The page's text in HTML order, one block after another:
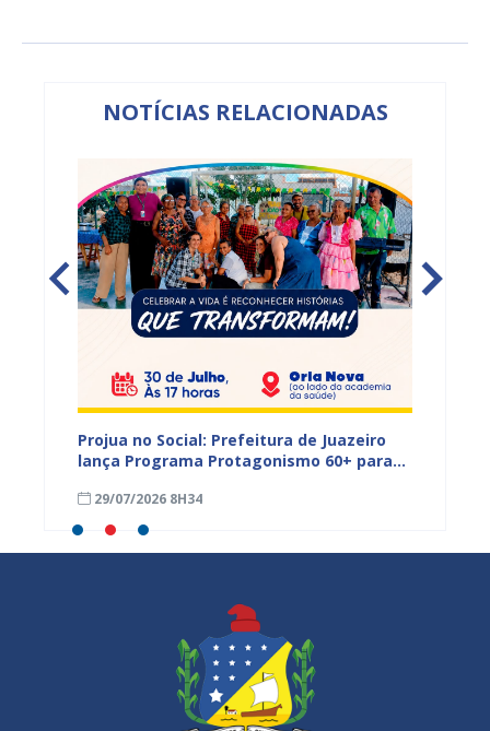
NOTÍCIAS RELACIONADAS
Projua no Social: Prefeitura de Juazeiro
lança Programa Protagonismo 60+ para
idosa
29/07/2026 8H34